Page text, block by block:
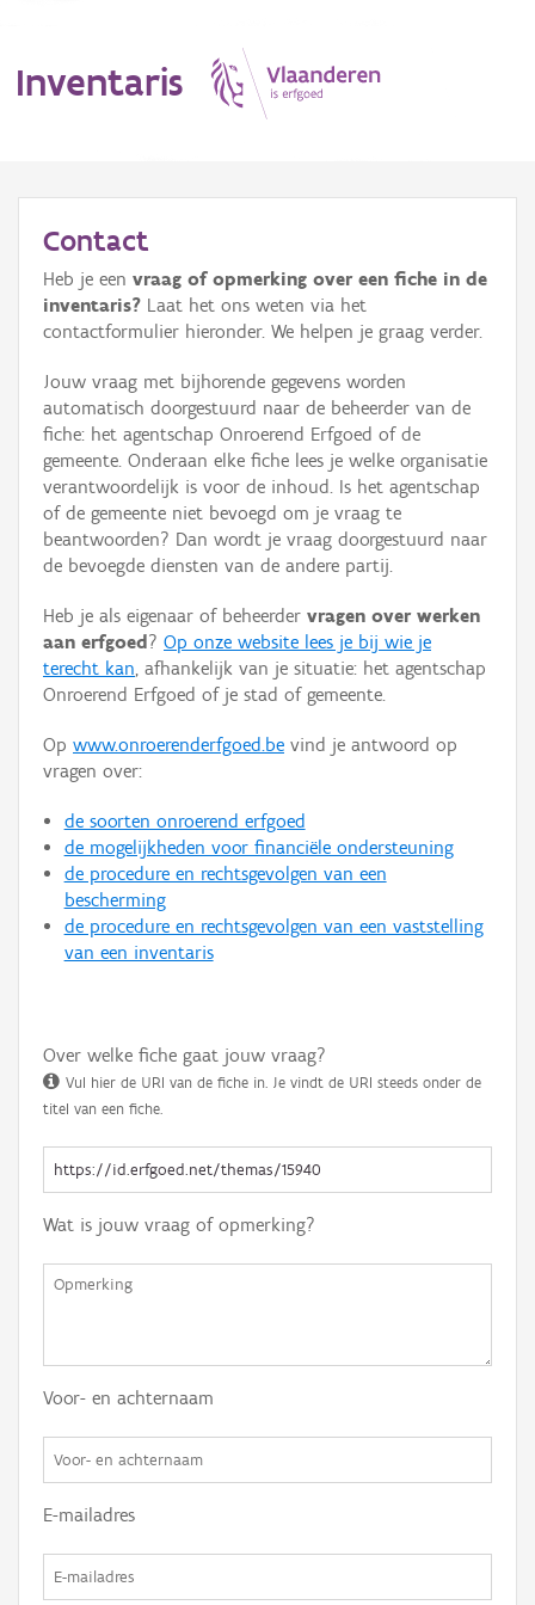
Inventaris
Erfgoedobject
Aanduidingsobject
Waarneming
Thema
Gebeurtenis
Persoon of collectief
Hergebruik
Aanmelden
Contact
Heb je een vraag of opmerking over een fiche in de
inventaris? Laat het ons weten via het
contactformulier hieronder. We helpen je graag verder.
Jouw vraag met bijhorende gegevens worden
automatisch doorgestuurd naar de beheerder van de
fiche: het agentschap Onroerend Erfgoed of de
gemeente. Onderaan elke fiche lees je welke organisatie
verantwoordelijk is voor de inhoud. Is het agentschap
of de gemeente niet bevoegd om je vraag te
beantwoorden? Dan wordt je vraag doorgestuurd naar
de bevoegde diensten van de andere partij.
Heb je als eigenaar of beheerder vragen over werken
aan erfgoed ? Op onze website lees je bij wie je
terecht kan, afhankelijk van je situatie: het agentschap
Onroerend Erfgoed of je stad of gemeente.
Op www.onroerenderfgoed.be vind je antwoord op
vragen over:
de soorten onroerend erfgoed
de mogelijkheden voor financiële ondersteuning
de procedure en rechtsgevolgen van een
bescherming
de procedure en rechtsgevolgen van een vaststelling
van een inventaris
Over welke fiche gaat jouw vraag?
Vul hier de URI van de fiche in. Je vindt de URI steeds onder de
titel van een fiche.
Wat is jouw vraag of opmerking?
Voor- en achternaam
E-mailadres